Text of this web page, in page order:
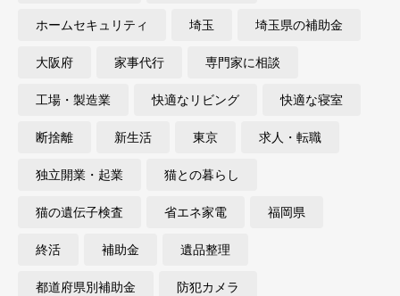
ホームセキュリティ 埼玉 埼玉県の補助金
大阪府 家事代行 専門家に相談
工場・製造業 快適なリビング 快適な寝室
断捨離 新生活 東京 求人・転職
独立開業・起業 猫との暮らし
猫の遺伝子検査 省エネ家電 福岡県
終活 補助金 遺品整理
都道府県別補助金 防犯カメラ